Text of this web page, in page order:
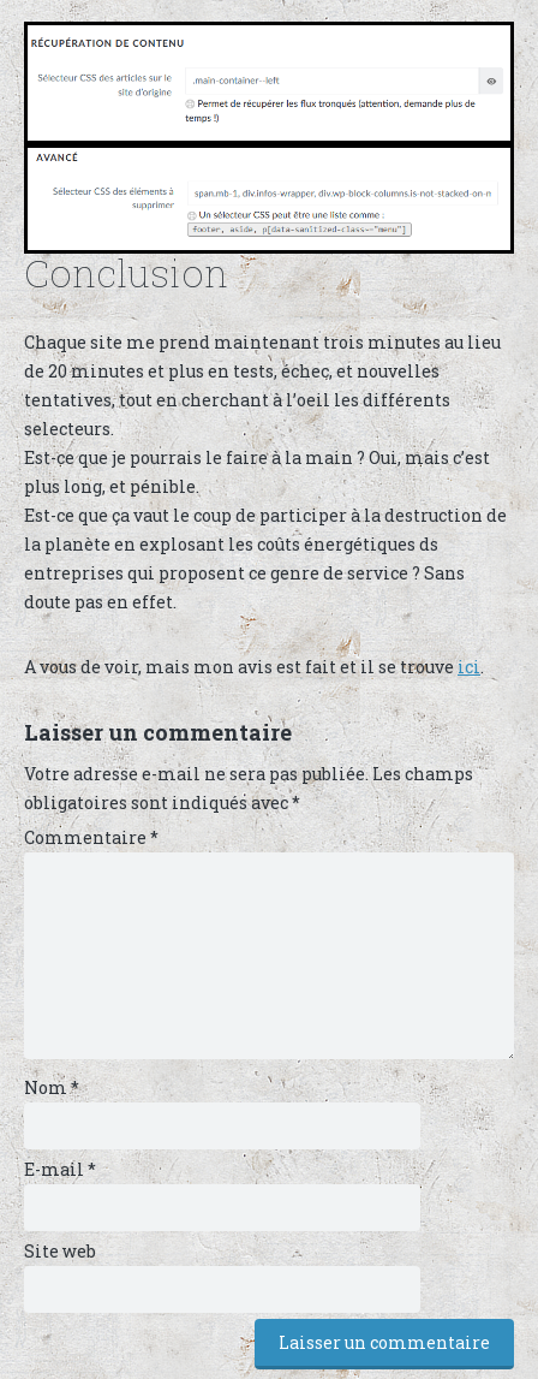
Conclusion
Chaque site me prend maintenant trois minutes au lieu
de 20 minutes et plus en tests, échec, et nouvelles
tentatives, tout en cherchant à l’oeil les différents
selecteurs.
Est-ce que je pourrais le faire à la main ? Oui, mais c’est
plus long, et pénible.
Est-ce que ça vaut le coup de participer à la destruction de
la planète en explosant les coûts énergétiques ds
entreprises qui proposent ce genre de service ? Sans
doute pas en effet.
A vous de voir, mais mon avis est fait et il se trouveici.
Laisser un commentaire
Votre adresse e-mail ne sera pas publiée.Les champs
obligatoires sont indiqués avec*
Commentaire *
Nom*
E-mail*
Site web